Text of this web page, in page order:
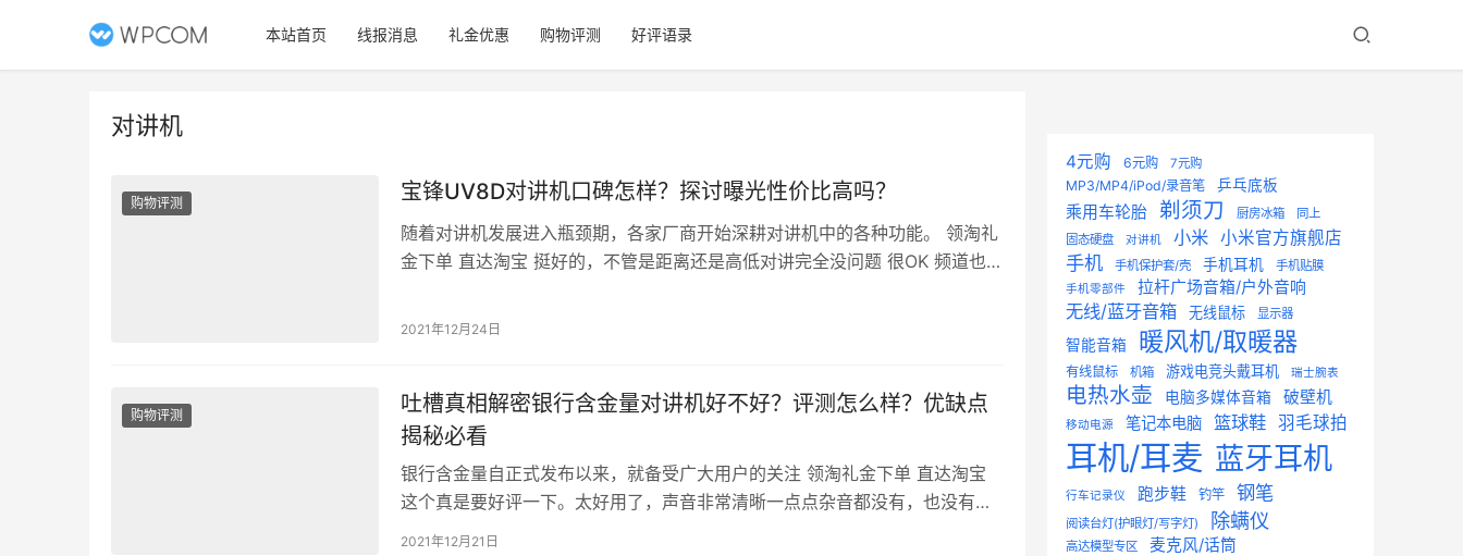
本站首页 线报消息 礼金优惠 购物评测 好评语录
对讲机
购物评测 宝锋UV8D对讲机口碑怎样？探讨曝光性价比高吗？
随着对讲机发展进入瓶颈期，各家厂商开始深耕对讲机中的各种功能。 领淘礼
金下单 直达淘宝 挺好的，不管是距离还是高低对讲完全没问题 很OK 频道也很
者最满意的一点 外观很好看，是我喜欢的类型，拿在手里手感也不错。不管是
2021年12月24日
购物评测
吐槽真相解密银行含金量对讲机好不好？评测怎么样？优缺点
揭秘必看
银行含金量自正式发布以来，就备受广大用户的关注 领淘礼金下单 直达淘宝
这个真是要好评一下。太好用了，声音非常清晰一点点杂音都没有，也没有失
真。办公室俩女生半小时就装好了，不要布线的话估计5分钟搞定。这下办公室
2021年12月21日
4元购 6元购 7元购
MP3/MP4/iPod/录音笔 乒乓底板
乘用车轮胎 剃须刀 厨房冰箱
同上
固态硬盘
对讲机 小米 小米官方旗舰店
手机 手机保护套/壳 手机耳机 手机贴膜
手机零部件 拉杆广场音箱/户外音响
无线/蓝牙音箱 无线鼠标 显示器
智能音箱 暖风机/取暖器
有线鼠标 机箱 游戏电竞头戴耳机 瑞士腕表
电热水壶 电脑多媒体音箱 破壁机
移动电源 笔记本电脑 篮球鞋 羽毛球拍
耳机/耳麦 蓝牙耳机
行车记录仪 跑步鞋 钓竿 钢笔
阅读台灯(护眼灯/写字灯) 除螨仪
高达模型专区 麦克风/话筒